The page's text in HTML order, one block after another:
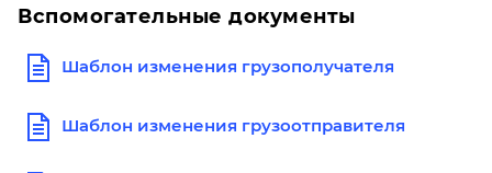
Вспомогательные документы
Шаблон изменения грузополучателя
Шаблон изменения грузоотправителя